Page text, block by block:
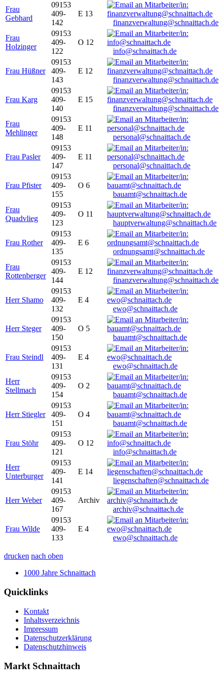
Frau
Gebhard
09153
409-
142
E 13
finanzverwaltung@schnaittach.de
Frau
Holzinger
09153
409-
122
O 12
info@schnaittach.de
Frau Hüßner
09153
409-
143
E 12
finanzverwaltung@schnaittach.de
Frau Karg
09153
409-
140
E 15
finanzverwaltung@schnaittach.de
Frau
Mehlinger
09153
409-
148
E 11
personal@schnaittach.de
Frau Pasler
09153
409-
147
E 11
personal@schnaittach.de
Frau Pfister
09153
409-
155
O 6
bauamt@schnaittach.de
Frau
Quadvlieg
09153
409-
123
O 11
hauptverwaltung@schnaittach.de
Frau Rother
09153
409-
135
E 6
ordnungsamt@schnaittach.de
Frau
Rottenberger
09153
409-
144
E 12
finanzverwaltung@schnaittach.de
Herr Shamo
09153
409-
132
E 4
ewo@schnaittach.de
Herr Steger
09153
409-
150
O 5
bauamt@schnaittach.de
Frau Steindl
09153
409-
131
E 4
ewo@schnaittach.de
Herr
Stellmach
09153
409-
154
O 2
bauamt@schnaittach.de
Herr Stiegler
09153
409-
151
O 4
bauamt@schnaittach.de
Frau Stöhr
09153
409-
121
O 12
info@schnaittach.de
Herr
Unterburger
09153
409-
141
E 14
liegenschaften@schnaittach.de
Herr Weber
09153
409-
167
Archiv
archiv@schnaittach.de
Frau Wilde
09153
409-
133
E 4
ewo@schnaittach.de
drucken nach oben
1000 Jahre Schnaittach
Quicklinks
Kontakt
Inhaltsverzeichnis
Impressum
Datenschutzerklärung
Datenschutzhinweis
Markt Schnaittach